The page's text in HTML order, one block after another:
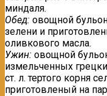
миндаля.
Обед: овощной
зелени и
оливкового масла.
Ужин: овощной
измельченных
ст. л. тертого корня
приготовленый на